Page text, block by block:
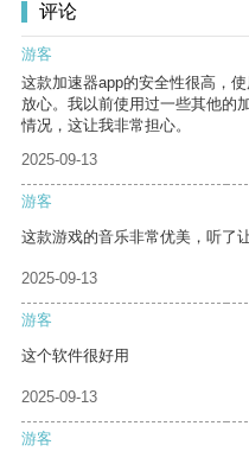
评论
游客
这款加速器app的安全性很高，
放心。我以前使用过一些其他的
情况，这让我非常担心。
2025-09-13
游客
这款游戏的音乐非常优美，听了
2025-09-13
游客
这个软件很好用
2025-09-13
游客